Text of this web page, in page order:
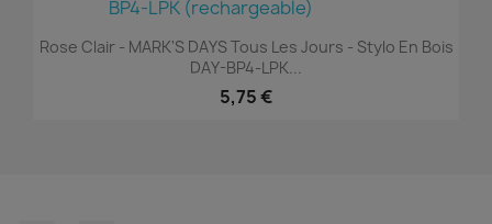
Rose Clair - MARK'S DAYS Tous Les Jours - Stylo En Bois
DAY-BP4-LPK...
5,75 €